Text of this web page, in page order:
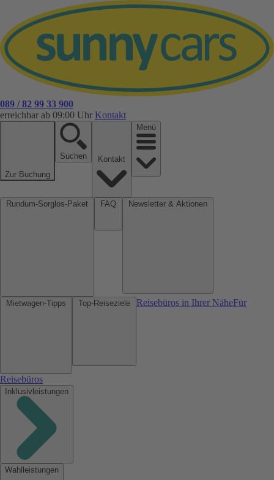
089 / 82 99 33 900
erreichbar ab 09:00 Uhr Kontakt
Zur Buchung
Suchen
Menü
Reisebüros in Ihrer NäheFür
Reisebüros
Inklusivleistungen
Wahlleistungen